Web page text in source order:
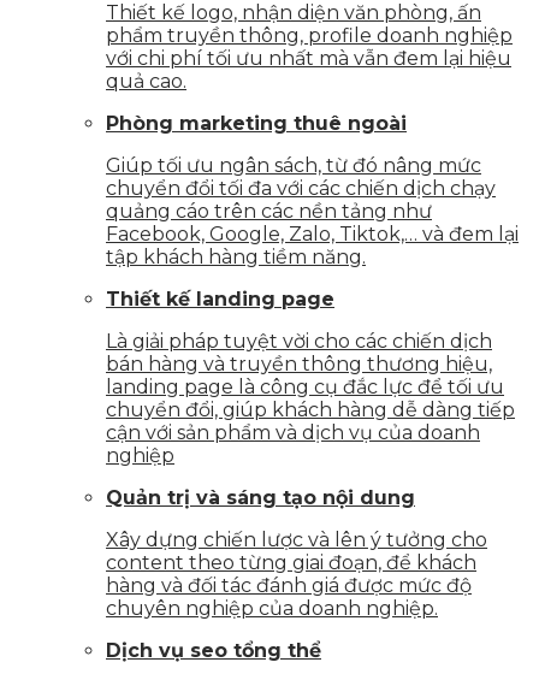
Thiết kế logo, nhận diện văn phòng, ấn
phẩm truyền thông, profile doanh nghiệp
với chi phí tối ưu nhất mà vẫn đem lại hiệu
quả cao.
Phòng marketing thuê ngoài
Giúp tối ưu ngân sách, từ đó nâng mức
chuyển đổi tối đa với các chiến dịch chạy
quảng cáo trên các nền tảng như
Facebook, Google, Zalo, Tiktok,… và đem lại
tập khách hàng tiềm năng.
Thiết kế landing page
Là giải pháp tuyệt vời cho các chiến dịch
bán hàng và truyền thông thương hiệu,
landing page là công cụ đắc lực để tối ưu
chuyển đổi, giúp khách hàng dễ dàng tiếp
cận với sản phẩm và dịch vụ của doanh
nghiệp
Quản trị và sáng tạo nội dung
Xây dựng chiến lược và lên ý tưởng cho
content theo từng giai đoạn, để khách
hàng và đối tác đánh giá được mức độ
chuyên nghiệp của doanh nghiệp.
Dịch vụ seo tổng thể